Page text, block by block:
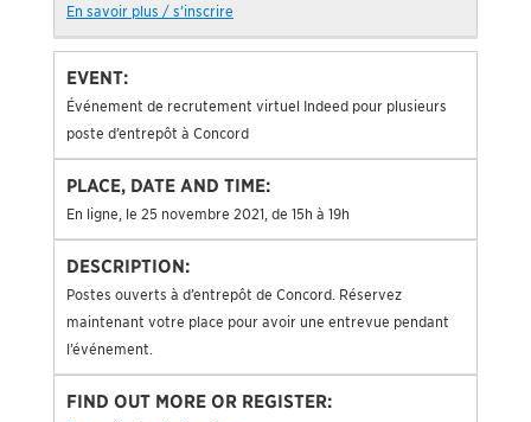
En savoir plus / s’inscrire
Événement de recrutement virtuel Indeed pour plusieurs
poste d’entrepôt à Concord
En ligne, le 25 novembre 2021, de 15h à 19h
Postes ouverts à d’entrepôt de Concord. Réservez
maintenant votre place pour avoir une entrevue pendant
l’événement.